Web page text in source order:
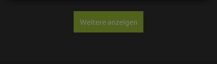
Weitere anzeigen